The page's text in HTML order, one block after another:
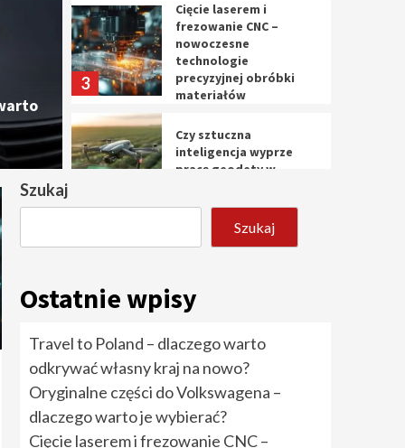
do Volkswagena –
je wybierać?
3
Cięcie laserem i
frezowanie CNC –
nowoczesne
technologie
precyzyjnej obróbki
materiałów
Czy sztuczna
inteligencja wyprze
pracę geodety w
5
Tworzenie aplikacji
internetowych – jak
1
dlaczego warto
odkrywać własny kraj
na nowo?
Oryginalne części do
Szukaj
Szukaj
Ostatnie wpisy
Travel to Poland – dlaczego warto
odkrywać własny kraj na nowo?
Oryginalne części do Volkswagena –
dlaczego warto je wybierać?
Cięcie laserem i frezowanie CNC –